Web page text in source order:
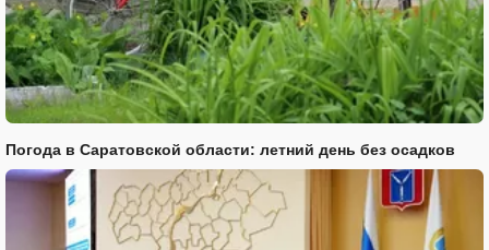
Погода в Саратовской области: летний день без осадков